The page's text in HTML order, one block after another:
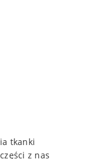
tkanki
z nas